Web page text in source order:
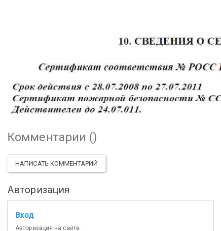
Комментарии ()
НАПИСАТЬ КОММЕНТАРИЙ
Авторизация
Вход
Авторизация на сайте.